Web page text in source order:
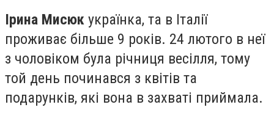
Ірина Мисюк українка, та в Італії
проживає більше 9 років. 24 лютого в неї
з чоловіком була річниця весілля, тому
той день починався з квітів та
подарунків, які вона в захваті приймала.